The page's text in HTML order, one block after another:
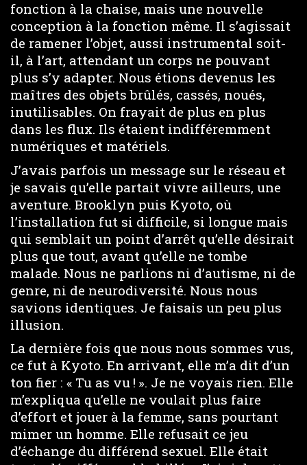
fonction à la chaise, mais une nouvelle
conception à la fonction même. Il s’agissait
de ramener l’objet, aussi instrumental soit-
il, à l’art, attendant un corps ne pouvant
plus s’y adapter. Nous étions devenus les
maîtres des objets brûlés, cassés, noués,
inutilisables. On frayait de plus en plus
dans les flux. Ils étaient indifféremment
numériques et matériels.
J’avais parfois un message sur le réseau et
je savais qu’elle partait vivre ailleurs, une
aventure. Brooklyn puis Kyoto, où
l’installation fut si difficile, si longue mais
qui semblait un point d’arrêt qu’elle désirait
plus que tout, avant qu’elle ne tombe
malade. Nous ne parlions ni d’autisme, ni de
genre, ni de neurodiversité. Nous nous
savions identiques. Je faisais un peu plus
illusion.
La dernière fois que nous nous sommes vus,
ce fut à Kyoto. En arrivant, elle m’a dit d’un
ton fier : « Tu as vu ! ». Je ne voyais rien. Elle
m’expliqua qu’elle ne voulait plus faire
d’effort et jouer à la femme, sans pourtant
mimer un homme. Elle refusait ce jeu
d’échange du différend sexuel. Elle était